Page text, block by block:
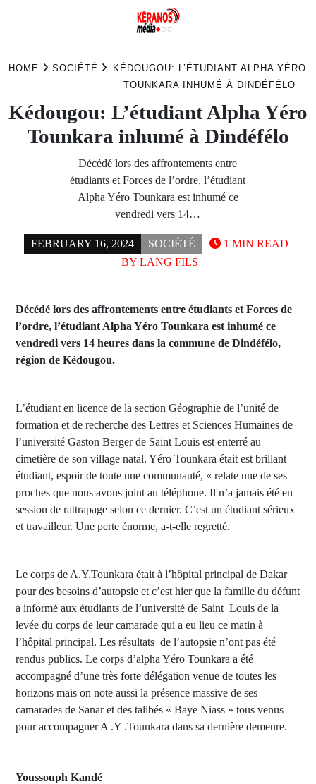
HOME SOCIÉTÉ
KÉDOUGOU: L’ÉTUDIANT ALPHA YÉRO
TOUNKARA INHUMÉ À DINDÉFÉLO
Kédougou: L’étudiant Alpha Yéro
Tounkara inhumé à Dindéfélo
Décédé lors des affrontements entre
étudiants et Forces de l’ordre, l’étudiant
Alpha Yéro Tounkara est inhumé ce
vendredi vers 14…
FEBRUARY 16, 2024
SOCIÉTÉ
BY LANG FILS
1 MIN READ
Décédé lors des affrontements entre étudiants et Forces de
l’ordre, l’étudiant Alpha Yéro Tounkara est inhumé ce
vendredi vers 14 heures dans la commune de Dindéfélo,
région de Kédougou.
L’étudiant en licence de la section Géographie de l’unité de
formation et de recherche des Lettres et Sciences Humaines de
l’université Gaston Berger de Saint Louis est enterré au
cimetière de son village natal. Yéro Tounkara était est brillant
étudiant, espoir de toute une communauté, « relate une de ses
proches que nous avons joint au téléphone. Il n’a jamais été en
session de rattrapage selon ce dernier. C’est un étudiant sérieux
et travailleur. Une perte énorme, a-t-elle regretté.
Le corps de A.Y.Tounkara était à l’hôpital principal de Dakar
pour des besoins d’autopsie et c’est hier que la famille du défunt
a informé aux étudiants de l’université de Saint_Louis de la
levée du corps de leur camarade qui a eu lieu ce matin à
l’hôpital principal. Les résultats de l’autopsie n’ont pas été
rendus publics. Le corps d’alpha Yéro Tounkara a été
accompagné d’une très forte délégation venue de toutes les
horizons mais on note aussi la présence massive de ses
camarades de Sanar et des talibés « Baye Niass » tous venus
pour accompagner A .Y .Tounkara dans sa dernière demeure.
Youssouph Kandé